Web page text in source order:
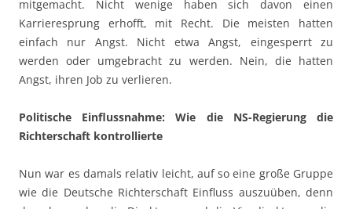
mitgemacht. Nicht wenige haben sich davon einen
Karrieresprung erhofft, mit Recht. Die meisten hatten
einfach nur Angst. Nicht etwa Angst, eingesperrt zu
werden oder umgebracht zu werden. Nein, die hatten
Angst, ihren Job zu verlieren.
Politische Einflussnahme: Wie die NS-Regierung die
Richterschaft kontrollierte
Nun war es damals relativ leicht, auf so eine große Gruppe
wie die Deutsche Richterschaft Einfluss auszuüben, denn